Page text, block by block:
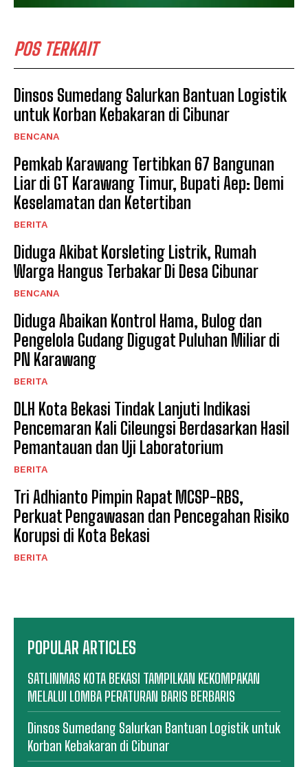
POS TERKAIT
Dinsos Sumedang Salurkan Bantuan Logistik
untuk Korban Kebakaran di Cibunar
BENCANA
Pemkab Karawang Tertibkan 67 Bangunan
Liar di GT Karawang Timur, Bupati Aep: Demi
Keselamatan dan Ketertiban
BERITA
Diduga Akibat Korsleting Listrik, Rumah
Warga Hangus Terbakar Di Desa Cibunar
BENCANA
Diduga Abaikan Kontrol Hama, Bulog dan
Pengelola Gudang Digugat Puluhan Miliar di
PN Karawang
BERITA
DLH Kota Bekasi Tindak Lanjuti Indikasi
Pencemaran Kali Cileungsi Berdasarkan Hasil
Pemantauan dan Uji Laboratorium
BERITA
Tri Adhianto Pimpin Rapat MCSP-RBS,
Perkuat Pengawasan dan Pencegahan Risiko
Korupsi di Kota Bekasi
BERITA
POPULAR ARTICLES
SATLINMAS KOTA BEKASI TAMPILKAN KEKOMPAKAN
MELALUI LOMBA PERATURAN BARIS BERBARIS
Dinsos Sumedang Salurkan Bantuan Logistik untuk
Korban Kebakaran di Cibunar